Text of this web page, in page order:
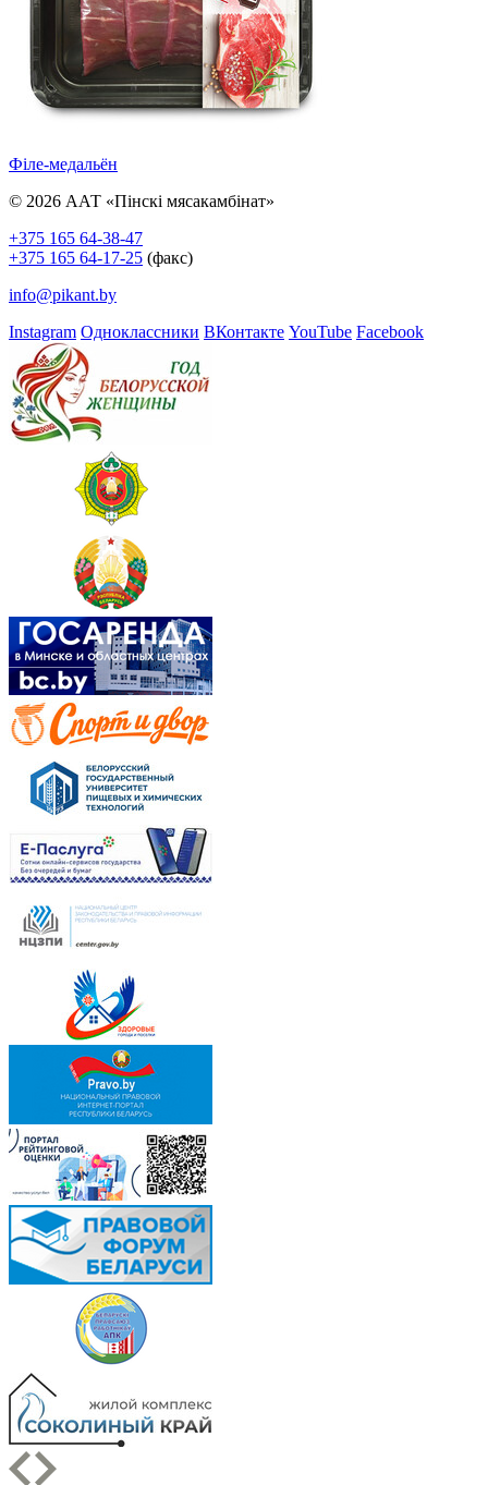
Філе-медальён
© 2026 ААТ «Пінскі мясакамбінат»
+375 165 64-38-47
+375 165 64-17-25 (факс)
info@pikant.by
Instagram Одноклассники ВКонтакте YouTube Facebook